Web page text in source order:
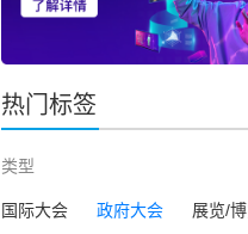
热门标签
类型
国际大会 政府大会
展览/